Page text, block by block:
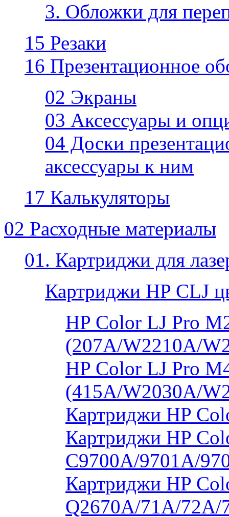
3. Обложки для
15 Резаки
16 Презентационное
02 Экраны
03 Аксессуары и
04 Доски
аксессуары к ним
17 Калькуляторы
02 Расходные материалы
01. Картриджи для
Картриджи HP CLJ
HP Color LJ Pro
(207A/W2210A/
HP Color LJ Pro
(415A/W2030A/
Картриджи HP
Картриджи HP
C9700A/9701A/
Картриджи HP
Q2670A/71A/